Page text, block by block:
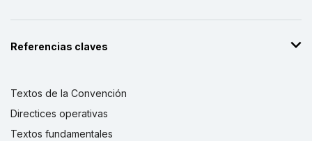
Referencias claves
Textos de la Convención
Directices operativas
Textos fundamentales